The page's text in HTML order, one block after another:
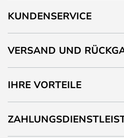
KUNDENSERVICE
VERSAND UND
IHRE VORTEILE